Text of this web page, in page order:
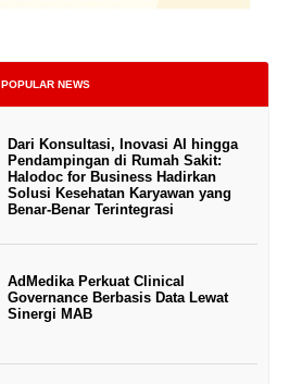
POPULAR NEWS
Dari Konsultasi, Inovasi AI hingga
Pendampingan di Rumah Sakit:
Halodoc for Business Hadirkan
Solusi Kesehatan Karyawan yang
Benar-Benar Terintegrasi
AdMedika Perkuat Clinical
Governance Berbasis Data Lewat
Sinergi MAB